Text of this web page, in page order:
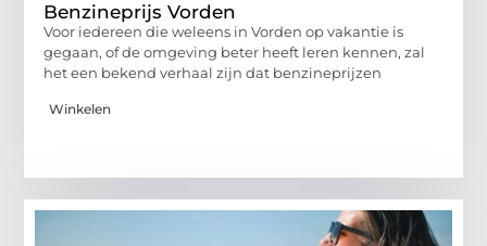
Benzineprijs Vorden
Voor iedereen die weleens in Vorden op vakantie is
gegaan, of de omgeving beter heeft leren kennen, zal
het een bekend verhaal zijn dat benzineprijzen
Winkelen